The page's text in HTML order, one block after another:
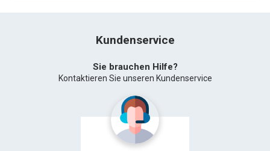
Kundenservice
Sie brauchen Hilfe?
Kontaktieren Sie unseren Kundenservice